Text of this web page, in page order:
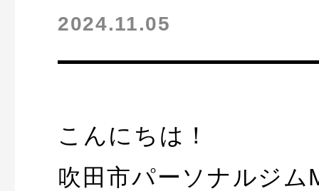
2024.11.05
こんにちは！
吹田市パーソナルジム